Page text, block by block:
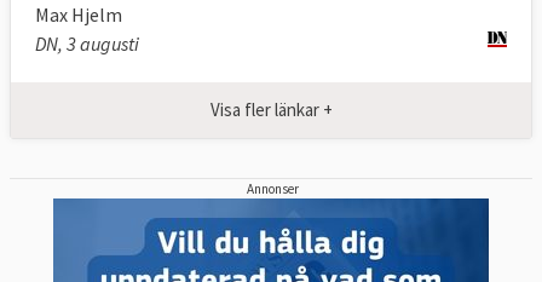
Max Hjelm
DN, 3 augusti
Visa fler länkar +
Annonser